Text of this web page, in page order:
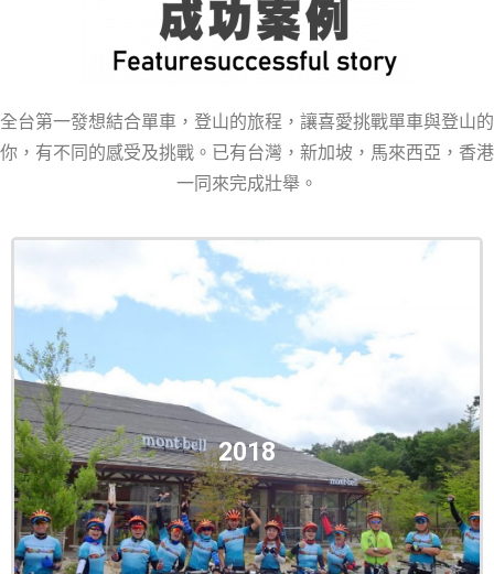
全台第一發想結合單車，登山的旅程，讓喜愛挑戰單車與登山的
你，有不同的感受及挑戰。已有台灣，新加坡，馬來西亞，香港
一同來完成壯舉。
2018